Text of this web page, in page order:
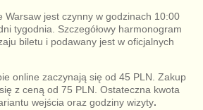
Warsaw jest czynny w godzinach 10:00
tygodnia. Szczegółowy harmonogram
biletu i podawany jest w oficjalnych
online zaczynają się od 45 PLN. Zakup
z ceną od 75 PLN. Ostateczna kwota
wejścia oraz godziny wizyty.